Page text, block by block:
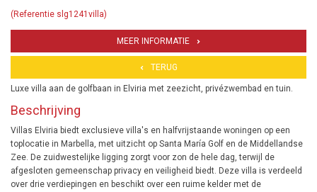
(Referentie slg1241villa)
MEER INFORMATIE
TERUG
Luxe villa aan de golfbaan in Elviria met zeezicht, privézwembad en tuin.
Beschrijving
Villas Elviria biedt exclusieve villa's en halfvrijstaande woningen op een
toplocatie in Marbella, met uitzicht op Santa María Golf en de Middellandse
Zee. De zuidwestelijke ligging zorgt voor zon de hele dag, terwijl de
afgesloten gemeenschap privacy en veiligheid biedt. Deze villa is verdeeld
over drie verdiepingen en beschikt over een ruime kelder met de